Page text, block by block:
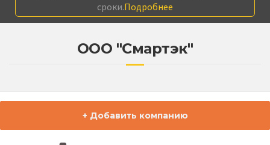
сроки.Подробнее
ООО "Смартэк"
+ Добавить компанию